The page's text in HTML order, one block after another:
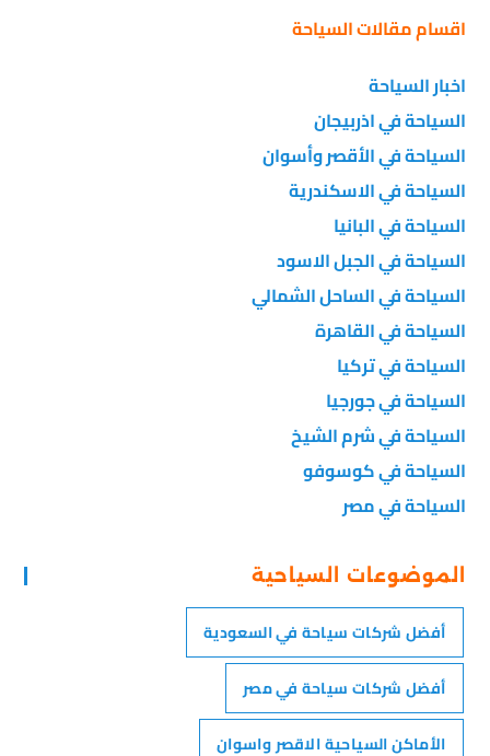
اقسام مقالات السياحة
اخبار السياحة
السياحة في اذربيجان
السياحة في الأقصر وأسوان
السياحة في الاسكندرية
السياحة في البانيا
السياحة في الجبل الاسود
السياحة في الساحل الشمالي
السياحة في القاهرة
السياحة في تركيا
السياحة في جورجيا
السياحة في شرم الشيخ
السياحة في كوسوفو
السياحة في مصر
الموضوعات السياحية
أفضل شركات سياحة في السعودية
أفضل شركات سياحة في مصر
الأماكن السياحية الاقصر واسوان